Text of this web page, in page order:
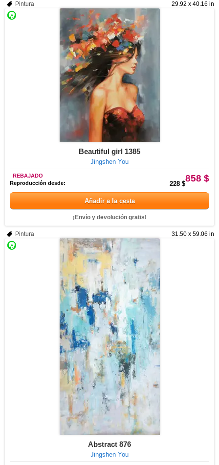
29.92 x 40.16 in
Pintura
Beautiful girl 1385
Jingshen You
858 $
REBAJADO
Reproducción desde:
228 $
Añadir a la cesta
¡Envío y devolución gratis!
31.50 x 59.06 in
Pintura
Abstract 876
Jingshen You